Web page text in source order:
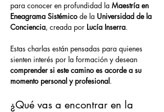
para conocer en profundidad la Maestría en
Eneagrama Sistémico de la Universidad de la
Conciencia, creada por Lucía Inserra.
Estas charlas están pensadas para quienes
sienten interés por la formación y desean
comprender si este camino es acorde a su
momento personal y profesional.
¿Qué vas a encontrar en la